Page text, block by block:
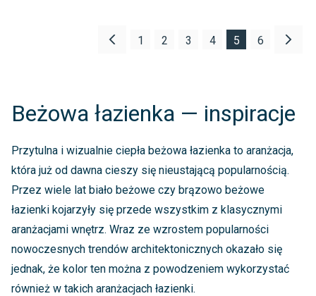
1 2 3 4 5 6
Beżowa łazienka — inspiracje
Przytulna i wizualnie ciepła beżowa łazienka to aranżacja,
która już od dawna cieszy się nieustającą popularnością.
Przez wiele lat biało beżowe czy brązowo beżowe
łazienki kojarzyły się przede wszystkim z klasycznymi
aranżacjami wnętrz. Wraz ze wzrostem popularności
nowoczesnych trendów architektonicznych okazało się
jednak, że kolor ten można z powodzeniem wykorzystać
również w takich aranżacjach łazienki.